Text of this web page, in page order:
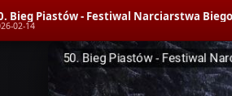
Bieg Piastów - Festiwal Narciarstwa
02-14